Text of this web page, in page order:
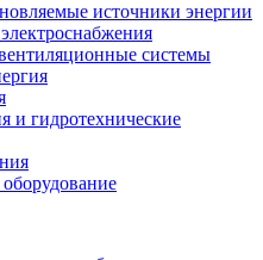
источники энергии
системы
и гидротехнические